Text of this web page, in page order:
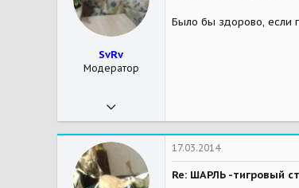
SvRv
Модератор
19 099
2 044
113
Было бы здорово, если
17.03.2014
Re: ШАРЛЬ -тигровый